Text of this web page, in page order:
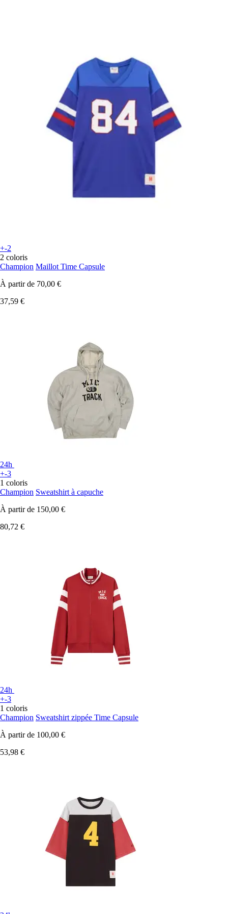
+-2
2 coloris
Champion Maillot Time Capsule
À partir de 70,00 €
37,59 €
24h
+-3
1 coloris
Champion Sweatshirt à capuche
À partir de 150,00 €
80,72 €
24h
+-3
1 coloris
Champion Sweatshirt zippée Time Capsule
À partir de 100,00 €
53,98 €